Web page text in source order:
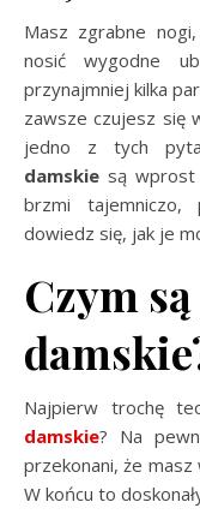
Masz zgrabne nogi, które lubisz podkreślać? Uwielbiasz
nosić wygodne
przynajmniej kilka
zawsze czujesz się
jedno z tych
damskie są wprost
brzmi
dowiedz się, jak je
Czym
Najpierw trochę
damskie? Na
przekonani, że
W końcu to